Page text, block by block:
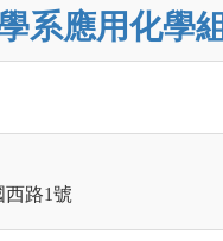
系應用化學組
西路1號